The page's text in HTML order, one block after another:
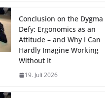
Conclusion on the Dygma
Defy: Ergonomics as an
Attitude – and Why I Can
Hardly Imagine Working
Without It
19. Juli 2026